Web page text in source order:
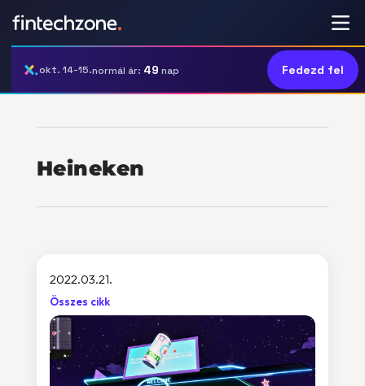
okt. 14-15.normál ár: 49 nap Fedezd fel
Heineken
2022.03.21.
Összes cikk